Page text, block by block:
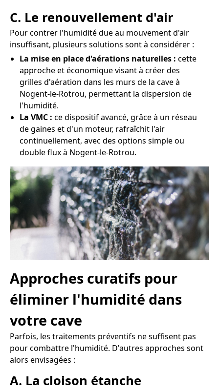
C. Le renouvellement d'air
Pour contrer l'humidité due au mouvement d'air
insuffisant, plusieurs solutions sont à considérer :
La mise en place d'aérations naturelles : cette
approche et économique visant à créer des
grilles d'aération dans les murs de la cave à
Nogent-le-Rotrou, permettant la dispersion de
l'humidité.
La VMC : ce dispositif avancé, grâce à un réseau
de gaines et d'un moteur, rafraîchit l'air
continuellement, avec des options simple ou
double flux à Nogent-le-Rotrou.
Approches curatifs pour
éliminer l'humidité dans
votre cave
Parfois, les traitements préventifs ne suffisent pas
pour combattre l'humidité. D'autres approches sont
alors envisagées :
A. La cloison étanche